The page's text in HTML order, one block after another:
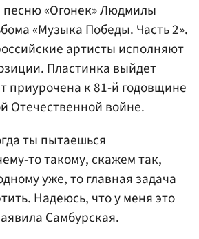
песню «Огонек» Людмилы
«Музыка Победы. Часть 2».
артисты исполняют
Пластинка выйдет
приурочена к 81-й годовщине
Отечественной войне.
ты пытаешься
то такому, скажем так,
уже, то главная задача
Надеюсь, что у меня это
Самбурская.